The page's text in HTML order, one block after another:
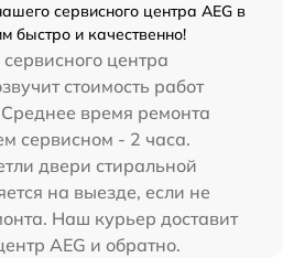
сервисного центра AEG в
быстро и качественно!
центра
стоимость работ
время ремонта
сервисном - 2 часа.
двери стиральной
на выезде, если не
Наш курьер доставит
AEG и обратно.